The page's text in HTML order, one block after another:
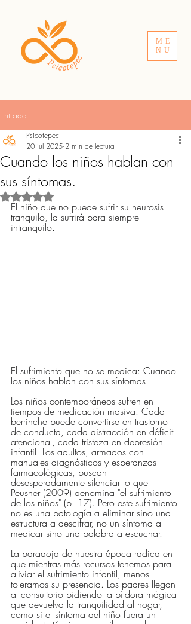
ME
NU
Entrada
Cuando los niños hablan con
sus síntomas.
Psicotepec
20 jul 2025 2 min de lectura
Obtuvo NaN de 5 estrellas.
El niño que no puede sufrir su neurosis
tranquilo, la sufrirá para siempre
intranquilo.
El sufrimiento que no se medica: Cuando
los niños hablan con sus síntomas.
Los niños contemporáneos sufren en
tiempos de medicación masiva. Cada
berrinche puede convertirse en trastorno
de conducta, cada distracción en déficit
atencional, cada tristeza en depresión
infantil. Los adultos, armados con
manuales diagnósticos y esperanzas
farmacológicas, buscan
desesperadamente silenciar lo que
Peusner (2009) denomina "el sufrimiento
de los niños" (p. 17). Pero este sufrimiento
no es una patología a eliminar sino una
estructura a descifrar, no un síntoma a
medicar sino una palabra a escuchar.
La paradoja de nuestra época radica en
que mientras más recursos tenemos para
aliviar el sufrimiento infantil, menos
toleramos su presencia. Los padres llegan
al consultorio pidiendo la píldora mágica
que devuelva la tranquilidad al hogar,
como si el síntoma del niño fuera un